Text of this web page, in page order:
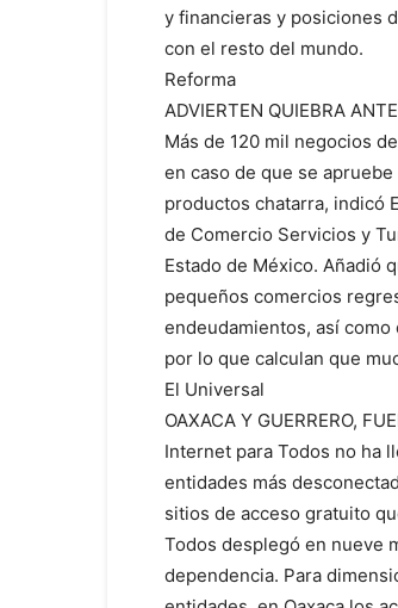
y financieras y posiciones
con el resto del mundo.
Reforma
ADVIERTEN QUIEBRA
Más de 120 mil negocios
en caso de que se
productos chatarra, indicó
de Comercio Servicios y
Estado de México. Añadió
pequeños comercios
endeudamientos, así
por lo que calculan que
El Universal
OAXACA Y GUERRERO,
Internet para Todos no ha
entidades más
sitios de acceso gratuito
Todos desplegó en nueve
dependencia. Para